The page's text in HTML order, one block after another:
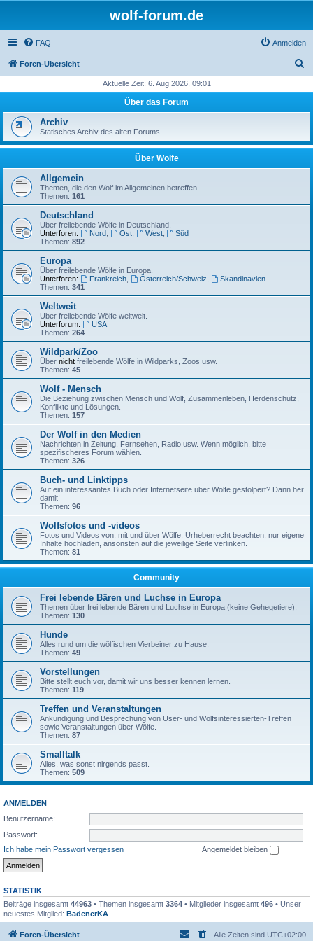
wolf-forum.de
FAQ Anmelden
Foren-Übersicht
h
Aktuelle Zeit: 6. Aug 2026, 09:01
Über das Forum
Archiv
Statisches Archiv des alten Forums.
Über Wölfe
Allgemein
Themen, die den Wolf im Allgemeinen betreffen.
Themen: 161
Deutschland
Über freilebende Wölfe in Deutschland.
Unterforen:
Nord, Ost, West,
Süd
Themen: 892
Europa
Über freilebende Wölfe in Europa.
Unterforen:
Frankreich, Österreich/Schweiz
Skandinavien
Themen: 341
Weltweit
Über freilebende Wölfe weltweit.
Unterforum:
USA
Themen: 264
Wildpark/Zoo
Über nicht freilebende Wölfe in Wildparks, Zoos usw.
Themen: 45
Wolf - Mensch
Die Beziehung zwischen Mensch und Wolf, Zusammenleben, Herdenschutz,
Konflikte und Lösungen.
Themen: 157
Der Wolf in den Medien
Nachrichten in Zeitung, Fernsehen, Radio usw. Wenn möglich, bitte
spezifischeres Forum wählen.
Themen: 326
Buch- und Linktipps
Auf ein interessantes Buch oder Internetseite über Wölfe gestolpert? Dann her
damit!
Themen: 96
Wolfsfotos und -videos
Fotos und Videos von, mit und über Wölfe. Urheberrecht beachten, nur eigene
Inhalte hochladen, ansonsten auf die jeweilige Seite verlinken.
Themen: 81
Community
Frei lebende Bären und Luchse in Europa
Themen über frei lebende Bären und Luchse in Europa (keine Gehegetiere).
Themen: 130
Hunde
Alles rund um die wölfischen Vierbeiner zu Hause.
Themen: 49
Vorstellungen
Bitte stellt euch vor, damit wir uns besser kennen lernen.
Themen: 119
Treffen und Veranstaltungen
Ankündigung und Besprechung von User- und Wolfsinteressierten-Treffen
sowie Veranstaltungen über Wölfe.
Themen: 87
Smalltalk
Alles, was sonst nirgends passt.
Themen: 509
ANMELDEN
Benutzername:
Passwort:
Ich habe mein Passwort vergessen
Angemeldet bleiben
STATISTIK
Beiträge insgesamt 44963 • Themen insgesamt 3364 • Mitglieder insgesamt 496 • Unser
neuestes Mitglied: BadenerKA
Foren-Übersicht Alle Zeiten sind UTC+02:00